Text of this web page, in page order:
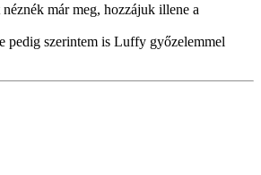
már meg, hozzájuk illene a
pedig szerintem is Luffy győzelemmel